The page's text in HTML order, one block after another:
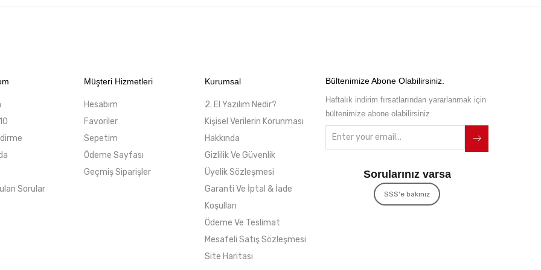
Sorular
Müşteri Hizmetleri
Hesabım
Favoriler
Sepetim
Ödeme Sayfası
Geçmiş Siparişler
Kurumsal
2. El Yazılım Nedir?
Kişisel Verilerin Korunması
Hakkında
Gizlilik Ve Güvenlik
Üyelik Sözleşmesi
Garanti Ve İptal & İade
Koşulları
Ödeme Ve Teslimat
Mesafeli Satış Sözleşmesi
Site Haritası
Bültenimize Abone Olabilirsiniz.
Haftalık indirim fırsatlarından yararlanmak için
bültenimize abone olabilirsiniz.
Sorularınız varsa
SSS'e bakınız